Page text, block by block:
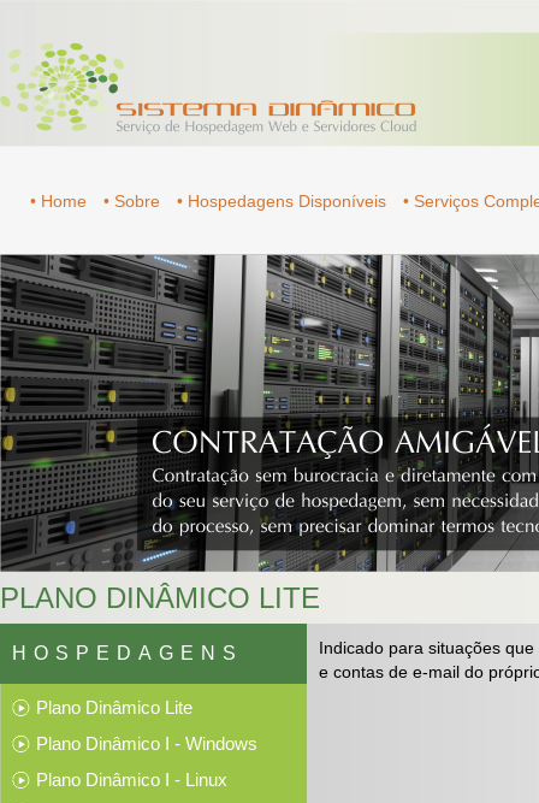
• Home • Sobre • Hospedagens Disponíveis • Serviços
PLANO DINÂMICO LITE
HOSPEDAGENS
Plano Dinâmico Lite
Plano Dinâmico I - Windows
Plano Dinâmico I - Linux
Indicado para situações
e contas de e-mail do